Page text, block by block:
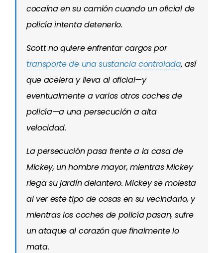
cocaína en su camión cuando un oficial de
policía intenta detenerlo.
Scott no quiere enfrentar cargos por
transporte de una sustancia controlada, así
que acelera y lleva al oficial—y
eventualmente a varios otros coches de
policía—a una persecución a alta
velocidad.
La persecución pasa frente a la casa de
Mickey, un hombre mayor, mientras Mickey
riega su jardín delantero. Mickey se molesta
al ver este tipo de cosas en su vecindario, y
mientras los coches de policía pasan, sufre
un ataque al corazón que finalmente lo
mata.